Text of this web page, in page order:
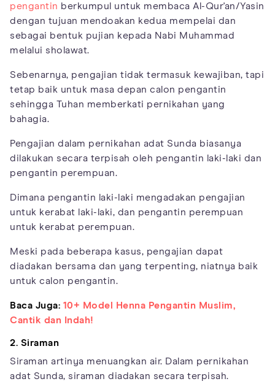
pengantin berkumpul untuk membaca Al-Qur'an/Yasin
dengan tujuan mendoakan kedua mempelai dan
sebagai bentuk pujian kepada Nabi Muhammad
melalui sholawat.
Sebenarnya, pengajian tidak termasuk kewajiban, tapi
tetap baik untuk masa depan calon pengantin
sehingga Tuhan memberkati pernikahan yang
bahagia.
Pengajian dalam pernikahan adat Sunda biasanya
dilakukan secara terpisah oleh pengantin laki-laki dan
pengantin perempuan.
Dimana pengantin laki-laki mengadakan pengajian
untuk kerabat laki-laki, dan pengantin perempuan
untuk kerabat perempuan.
Meski pada beberapa kasus, pengajian dapat
diadakan bersama dan yang terpenting, niatnya baik
untuk calon pengantin.
Baca Juga: 10+ Model Henna Pengantin Muslim,
Cantik dan Indah!
2. Siraman
Siraman artinya menuangkan air. Dalam pernikahan
adat Sunda, siraman diadakan secara terpisah.